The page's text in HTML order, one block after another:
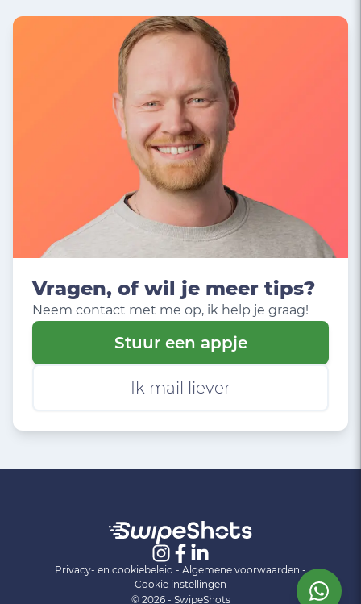
Vragen, of wil je meer tips?
Neem contact met me op, ik help je graag!
Stuur een appje
Ik mail liever
Privacy- en cookiebeleid - Algemene voorwaarden -
Cookie instellingen
© 2026 - SwipeShots